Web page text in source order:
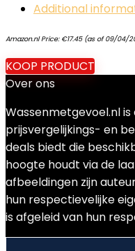
Additional
Amazon.nl Price: €17.45(as of 09/04/
KOOP PRODUCT
Over ons
Wassenmetgevoel.nl
prijsvergelijkings- en
deals biedt die
hoogte houdt via de
afbeeldingen zijn
hun respectievelijke
is afgeleid van hun